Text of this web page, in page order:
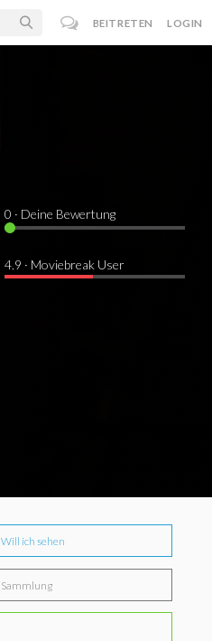
BEITRETEN LOGIN
0 · Deine Bewertung
4.9 · Moviebreak User
Will ich sehen
Sammlung